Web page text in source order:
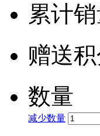
累计
赠送
数量
减少数量